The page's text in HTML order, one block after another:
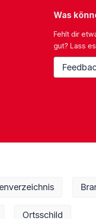
Was
Fehlt dir
gut? Lass
Ortsschild